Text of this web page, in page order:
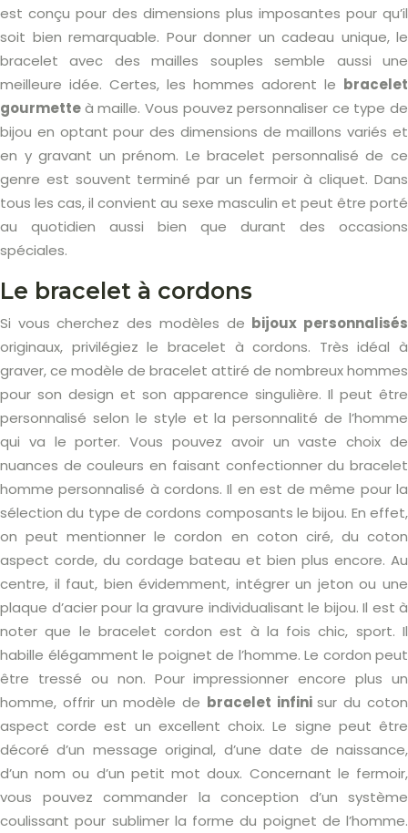
est conçu pour des dimensions plus imposantes pour qu’il
soit bien remarquable. Pour donner un cadeau unique, le
bracelet avec des mailles souples semble aussi une
meilleure idée. Certes, les hommes adorent le bracelet
gourmetteà maille. Vous pouvez personnaliser ce type de
bijou en optant pour des dimensions de maillons variés et
en y gravant un prénom. Le bracelet personnalisé de ce
genre est souvent terminé par un fermoir à cliquet. Dans
tous les cas, il convient au sexe masculin et peut être porté
au quotidien aussi bien que durant des occasions
spéciales.
Le bracelet à cordons
Si vous cherchez des modèles de bijoux personnalisés
originaux, privilégiez le bracelet à cordons. Très idéal à
graver, ce modèle de bracelet attiré de nombreux hommes
pour son design et son apparence singulière. Il peut être
personnalisé selon le style et la personnalité de l’homme
qui va le porter. Vous pouvez avoir un vaste choix de
nuances de couleurs en faisant confectionner du bracelet
homme personnalisé à cordons. Il en est de même pour la
sélection du type de cordons composants le bijou. En effet,
on peut mentionner le cordon en coton ciré, du coton
aspect corde, du cordage bateau et bien plus encore. Au
centre, il faut, bien évidemment, intégrer un jeton ou une
plaque d’acier pour la gravure individualisant le bijou. Il est à
noter que le bracelet cordon est à la fois chic, sport. Il
habille élégamment le poignet de l’homme. Le cordon peut
être tressé ou non. Pour impressionner encore plus un
homme, offrir un modèle de bracelet infinisur du coton
aspect corde est un excellent choix. Le signe peut être
décoré d’un message original, d’une date de naissance,
d’un nom ou d’un petit mot doux. Concernant le fermoir,
vous pouvez commander la conception d’un système
coulissant pour sublimer la forme du poignet de l’homme.